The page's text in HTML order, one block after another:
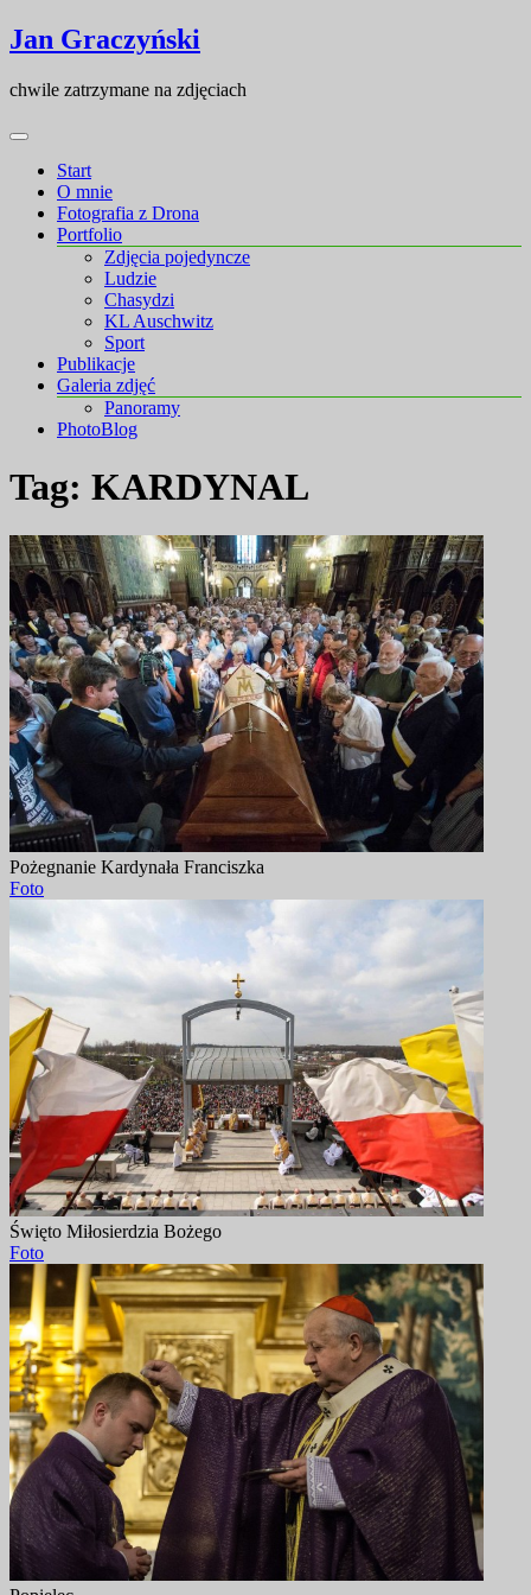
Skip
to
Skip
to
Jan Graczyński
chwile zatrzymane na zdjęciach
Start
O mnie
Fotografia z Drona
Portfolio
Zdjęcia pojedyncze
Ludzie
Chasydzi
KL Auschwitz
Sport
Publikacje
Galeria zdjęć
Panoramy
PhotoBlog
Tag: KARDYNAL
Pożegnanie Kardynała Franciszka
Foto
Święto Miłosierdzia Bożego
Foto